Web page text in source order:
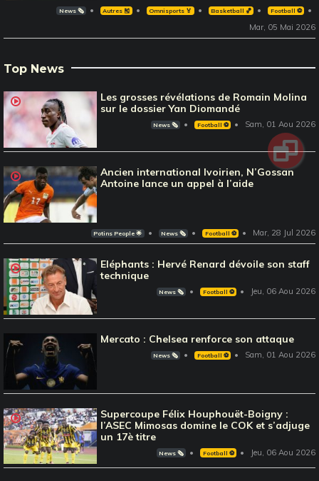
News 🗞️ Autres 🎽 Omnisports 🏅 Basketball 🏀 Football ⚽️
Mar, 05 Mai 2026
Top News
Les grosses révélations de Romain Molina
sur le dossier Yan Diomandé
News 🗞️ Football ⚽️ Sam, 01 Aou 2026
Ancien international Ivoirien, N’Gossan
Antoine lance un appel à l’aide
Potins People 🌟 News 🗞️ Football ⚽️ Mar, 28 Jul 2026
Eléphants : Hervé Renard dévoile son staff
technique
News 🗞️ Football ⚽️ Jeu, 06 Aou 2026
Mercato : Chelsea renforce son attaque
News 🗞️ Football ⚽️ Sam, 01 Aou 2026
Supercoupe Félix Houphouët-Boigny :
l’ASEC Mimosas domine le COK et s’adjuge
un 17è titre
News 🗞️ Football ⚽️ Jeu, 06 Aou 2026